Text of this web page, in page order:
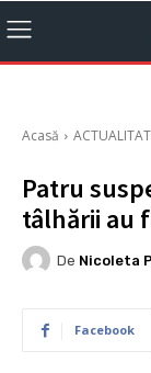
Acasă
Patru
tâlhării au
De Nicoleta
Facebook